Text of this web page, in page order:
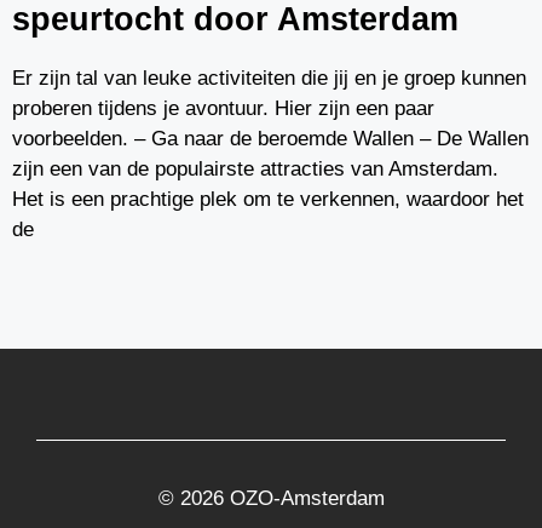
speurtocht door Amsterdam
Er zijn tal van leuke activiteiten die jij en je groep kunnen
proberen tijdens je avontuur. Hier zijn een paar
voorbeelden. – Ga naar de beroemde Wallen – De Wallen
zijn een van de populairste attracties van Amsterdam.
Het is een prachtige plek om te verkennen, waardoor het
de
© 2026 OZO-Amsterdam